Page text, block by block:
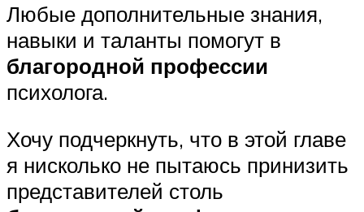
Любые дополнительные знания,
навыки и таланты помогут в
благородной профессии
психолога.
Хочу подчеркнуть, что в этой главе
я нисколько не пытаюсь принизить
представителей столь